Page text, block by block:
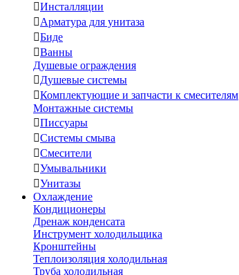
Инсталляции
Арматура для унитаза
Биде
Ванны
Душевые ограждения
Душевые системы
Комплектующие и запчасти к смесителям
Монтажные системы
Писсуары
Системы смыва
Смесители
Умывальники
Унитазы
Охлаждение
Кондиционеры
Дренаж конденсата
Инструмент холодильщика
Кронштейны
Теплоизоляция холодильная
Труба холодильная